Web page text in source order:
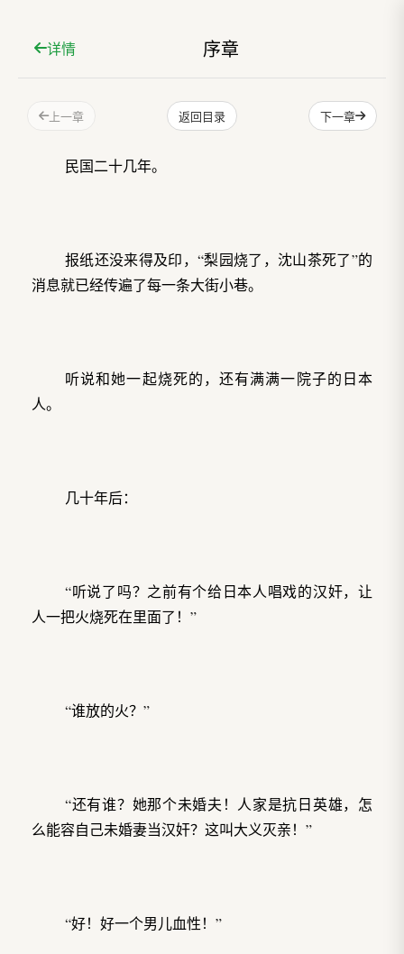
详情 序章
上一章 返回目录 下一章
民国二十几年。
报纸还没来得及印，“梨园烧了，沈山茶死了”的
消息就已经传遍了每一条大街小巷。
听说和她一起烧死的，还有满满一院子的日本
人。
几十年后：
“听说了吗？之前有个给日本人唱戏的汉奸，让
人一把火烧死在里面了！”
“谁放的火？”
“还有谁？她那个未婚夫！人家是抗日英雄，怎
么能容自己未婚妻当汉奸？这叫大义灭亲！”
“好！好一个男儿血性！”